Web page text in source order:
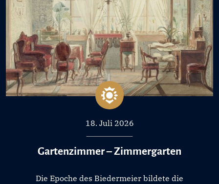
18. Juli 2026
Gartenzimmer – Zimmergarten
Die Epoche des Biedermeier bildete die